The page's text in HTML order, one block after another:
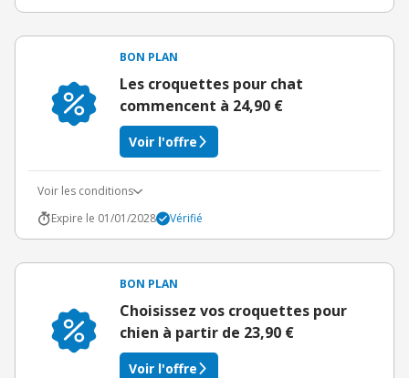
BON PLAN
Les croquettes pour chat
commencent à 24,90 €
Voir l'offre
Voir les conditions
Expire le 01/01/2028
Vérifié
BON PLAN
Choisissez vos croquettes pour
chien à partir de 23,90 €
Voir l'offre